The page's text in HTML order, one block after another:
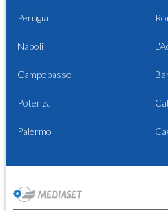
Perugia
Napoli
Campobasso
Potenza
Palermo